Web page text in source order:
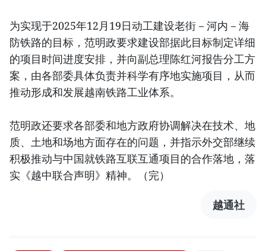
为实现于2025年12月19日动工建设老街－河内－海
防铁路的目标，范明政要求建设部据此目标制定详细
的项目时间进度安排，并向副总理陈红河报告分工方
案，由各部委具体负责并科学有序地实施项目，从而
推动形成和发展越南铁路工业体系。
范明政还要求各部委和地方政府协调解决在技术、地
质、土地和场地方面存在的问题，并指示外交部继续
积极推动与中国就铁路互联互通项目的合作落地，落
实《越中联合声明》精神。（完）
越通社